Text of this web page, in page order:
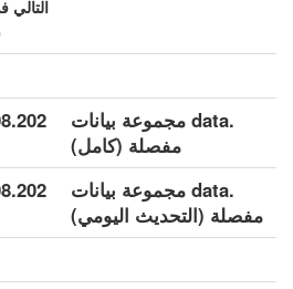
.data مجموعة بيانات
مفصلة (كامل)
.data مجموعة بيانات
مفصلة (التحديث اليومي)